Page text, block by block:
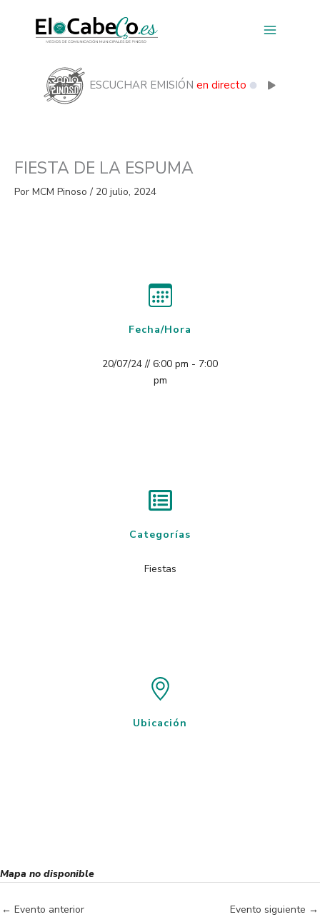
contenido
ESCUCHAR EMISIÓN en directo
FIESTA DE LA ESPUMA
Por MCM Pinoso / 20 julio, 2024
Fecha/Hora
20/07/24 // 6:00 pm - 7:00
pm
Categorías
Fiestas
Ubicación
Mapa no disponible
← Evento anterior Evento siguiente →